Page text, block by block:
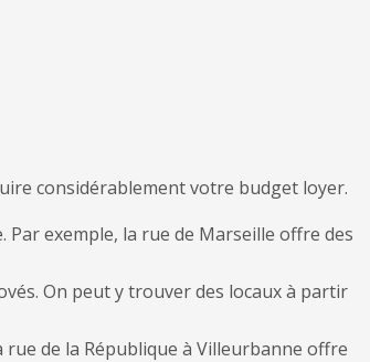
considérablement votre budget loyer.
exemple, la rue de Marseille offre des
On peut y trouver des locaux à partir
de la République à Villeurbanne offre